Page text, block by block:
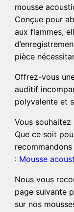
mousse
Conçue pour
aux flammes,
pièce
Offrez-vous
auditif
polyvalente et
Vous
Que ce soit
: Mousse
Nous vous
page suivante
sur nos